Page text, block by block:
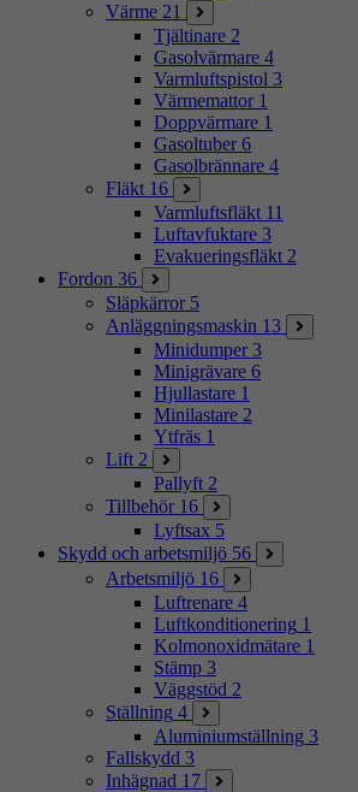
Värme 21
Tjältinare 2
Gasolvärmare 4
Varmluftspistol 3
Värmemattor 1
Doppvärmare 1
Gasoltuber 6
Gasolbrännare 4
Fläkt 16
Varmluftsfläkt 11
Luftavfuktare 3
Evakueringsfläkt 2
Fordon 36
Släpkärror 5
Anläggningsmaskin 13
Minidumper 3
Minigrävare 6
Hjullastare 1
Minilastare 2
Ytfräs 1
Lift 2
Pallyft 2
Tillbehör 16
Lyftsax 5
Skydd och arbetsmiljö 56
Arbetsmiljö 16
Luftrenare 4
Luftkonditionering 1
Kolmonoxidmätare 1
Stämp 3
Väggstöd 2
Ställning 4
Aluminiumställning 3
Fallskydd 3
Inhägnad 17